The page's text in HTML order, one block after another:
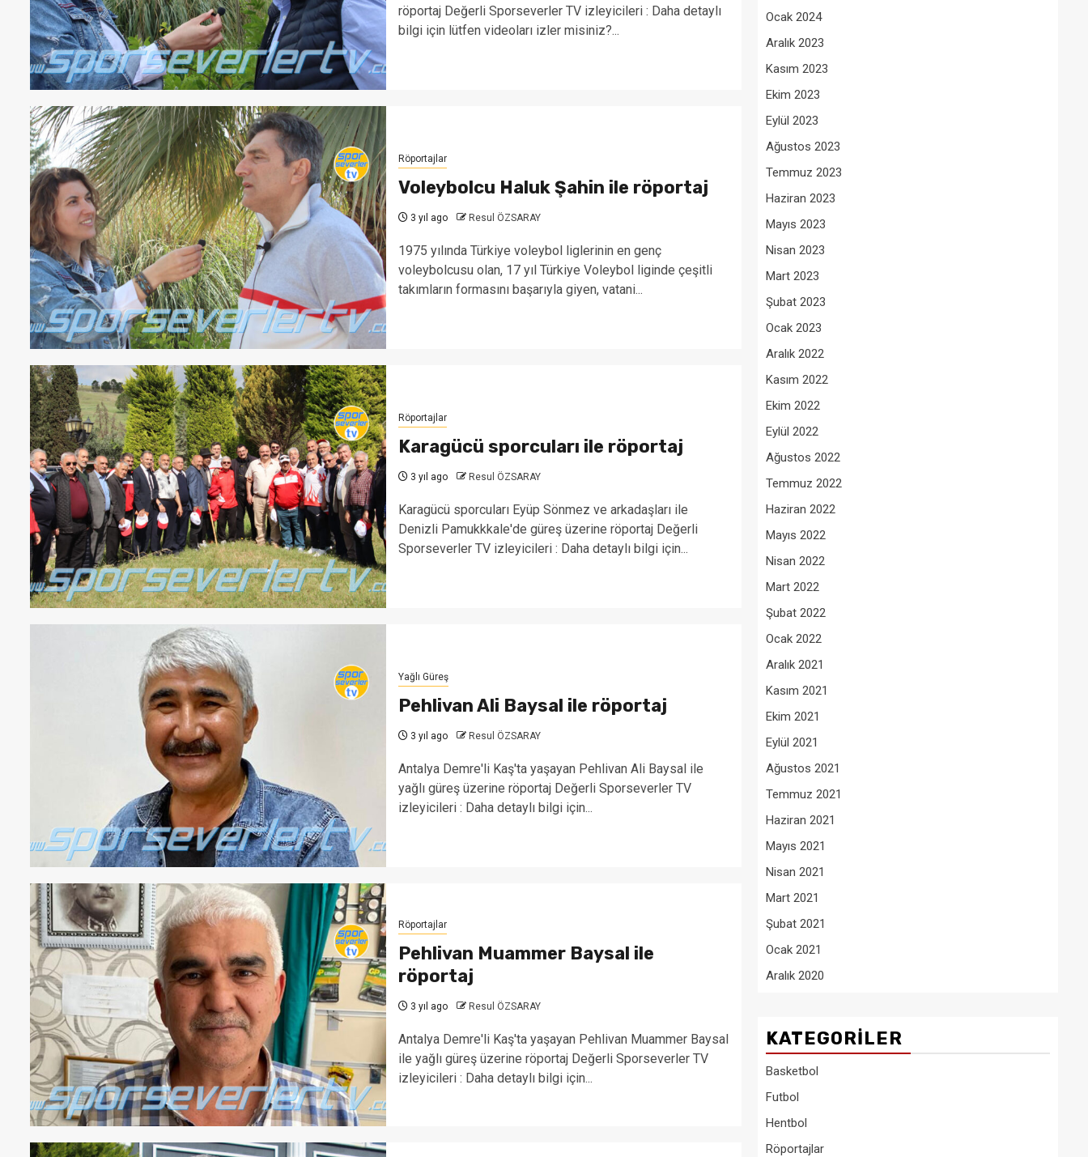
röportaj Değerli Sporseverler TV izleyicileri : Daha detaylı
bilgi için lütfen videoları izler misiniz?...
Röportajlar
Voleybolcu Haluk Şahin ile röportaj
3 yıl ago Resul ÖZSARAY
1975 yılında Türkiye voleybol liglerinin en genç
voleybolcusu olan, 17 yıl Türkiye Voleybol liginde çeşitli
takımların formasını başarıyla giyen, vatani...
Röportajlar
Karagücü sporcuları ile röportaj
3 yıl ago Resul ÖZSARAY
Karagücü sporcuları Eyüp Sönmez ve arkadaşları ile
Denizli Pamukkkale'de güreş üzerine röportaj Değerli
Sporseverler TV izleyicileri : Daha detaylı bilgi için...
Yağlı Güreş
Pehlivan Ali Baysal ile röportaj
3 yıl ago Resul ÖZSARAY
Antalya Demre'li Kaş'ta yaşayan Pehlivan Ali Baysal ile
yağlı güreş üzerine röportaj Değerli Sporseverler TV
izleyicileri : Daha detaylı bilgi için...
Röportajlar
Pehlivan Muammer Baysal ile
röportaj
3 yıl ago Resul ÖZSARAY
Antalya Demre'li Kaş'ta yaşayan Pehlivan Muammer Baysal
ile yağlı güreş üzerine röportaj Değerli Sporseverler TV
izleyicileri : Daha detaylı bilgi için...
Ocak 2024
Aralık 2023
Kasım 2023
Ekim 2023
Eylül 2023
Ağustos 2023
Temmuz 2023
Haziran 2023
Mayıs 2023
Nisan 2023
Mart 2023
Şubat 2023
Ocak 2023
Aralık 2022
Kasım 2022
Ekim 2022
Eylül 2022
Ağustos 2022
Temmuz 2022
Haziran 2022
Mayıs 2022
Nisan 2022
Mart 2022
Şubat 2022
Ocak 2022
Aralık 2021
Kasım 2021
Ekim 2021
Eylül 2021
Ağustos 2021
Temmuz 2021
Haziran 2021
Mayıs 2021
Nisan 2021
Mart 2021
Şubat 2021
Ocak 2021
Aralık 2020
KATEGORILER
Basketbol
Futbol
Hentbol
Röportajlar